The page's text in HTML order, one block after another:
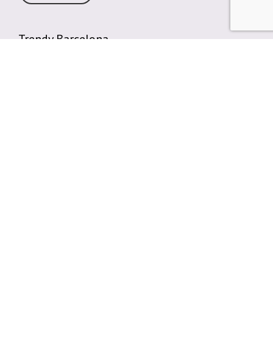
Trendy Barcelona